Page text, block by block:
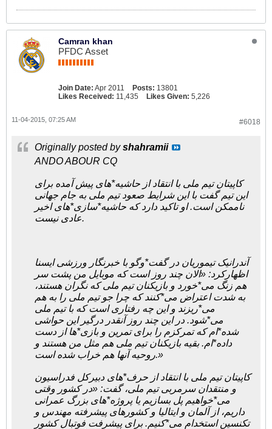
Camran khan
PFDC Asset
Join Date: Apr 2011 Posts: 13801
Likes Received: 11,435 Likes Given: 5,226
#6018
11-04-2015, 07:25 AM
Originally posted byshahramii
ANDO ABOUR CQ
کاپیتان تیم ملی با انتقاد از حاشیه*های پیش آمده برای
این تیم گفت با این شرایط صعود تیم ملی به جام جهانی
ناممکن است. او تاکید دارد که حاشیه*سازی*های اخیر
عادی نیست.
آندرانیک تیموریان در گفت*وگو با خبرنگار ورزشی ایسنا
اظهارکرد: «الان چند روز است که موبایل من پشت سر
هم زنگ می*خورد و بازیکنان تیم ملی که نگران هستند،
به شدت اعتراض می*کنند که چرا جو تیم ملی را به هم
می*ریزند و این چه رفتاری است که با تیم ملی
می*شود. در این چند روز آنقدر درگیر این حواشی
شده*ام که تمرکزم را برای تمرین و بازی*ها از دست
داده*ام. بقیه بازیکنان تیم ملی هم مثل من هستند و
روحیه آنها هم خراب شده است.»
کاپیتان تیم ملی با انتقاد از حرف*های دبیرکل فدراسیون
و منتقدان سرمربی تیم ملی، گفت: «در کشور وقتی
می*خواهیم پل بسازیم یا پروژه*های بزرگ عمرانی
داریم، از آلمان و ایتالیا و کشورهای پیشرفته مهندس و
تکنسین استخدام می*کنیم. برای پیشرفت فوتبال کشور